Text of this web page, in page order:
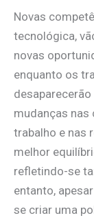
Novas
tecnológica,
novas
enquanto os
mudanças nas
trabalho e nas
melhor
refletindo-se
entanto,
se criar uma